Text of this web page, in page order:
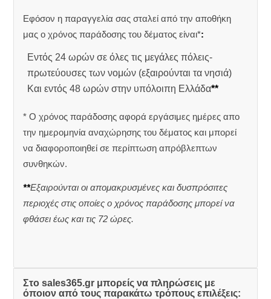
Εφόσον η παραγγελία σας σταλεί από την αποθήκη
μας ο χρόνος παράδοσης του δέματος είναι*:
Εντός 24 ωρών σε όλες τις μεγάλες πόλεις-
πρωτεύουσες των νομών (εξαιρούνται τα νησιά)
Και εντός 48 ωρών στην υπόλοιπη Ελλάδα**
* Ο χρόνος παράδοσης αφορά εργάσιμες ημέρες απο
την ημερομηνία αναχώρησης του δέματος και μπορεί
να διαφοροποιηθεί σε περίπτωση απρόβλεπτων
συνθηκών.
**Εξαιρούνται οι απομακρυσμένες και δυσπρόσιτες
περιοχές στις οποίες ο χρόνος παράδοσης μπορεί να
φθάσει έως και τις 72 ώρες.
Στο sales365.gr μπορείς να πληρώσεις με
όποιον από τους παρακάτω τρόπους επιλέξεις: